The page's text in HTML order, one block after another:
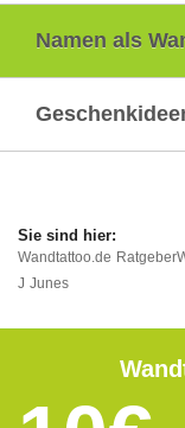
Namen als
Wandtattoo.de Ratgeber
J Junes